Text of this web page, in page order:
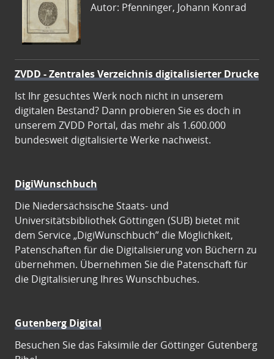
Autor: Pfenninger, Johann Konrad
ZVDD - Zentrales Verzeichnis digitalisierter Drucke
Ist Ihr gesuchtes Werk noch nicht in unserem
digitalen Bestand? Dann probieren Sie es doch in
unserem ZVDD Portal, das mehr als 1.600.000
bundesweit digitalisierte Werke nachweist.
DigiWunschbuch
Die Niedersächsische Staats- und
Universitätsbibliothek Göttingen (SUB) bietet mit
dem Service „DigiWunschbuch” die Möglichkeit,
Patenschaften für die Digitalisierung von Büchern zu
übernehmen. Übernehmen Sie die Patenschaft für
die Digitalisierung Ihres Wunschbuches.
Gutenberg Digital
Besuchen Sie das Faksimile der Göttinger Gutenberg